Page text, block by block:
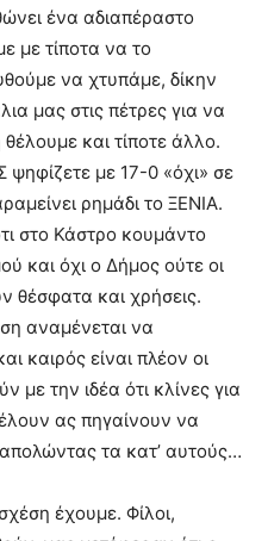
ένα αδιαπέραστο
με τίποτα να το
να χτυπάμε, δίκην
μας στις πέτρες για να
και τίποτε άλλο.
ψηφίζετε με 17-0 «όχι» σε
ρημάδι το ΞΕΝΙΑ.
στο Κάστρο κουμάντο
και όχι ο Δήμος ούτε οι
θέσφατα και χρήσεις.
αναμένεται να
καιρός είναι πλέον οι
με την ιδέα ότι κλίνες για
ας πηγαίνουν να
τα κατ’ αυτούς…
έχουμε. Φίλοι,